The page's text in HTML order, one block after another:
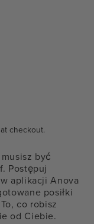
checkout.
być
Postępuj
aplikacji Anova
posiłki
co robisz
od Ciebie.